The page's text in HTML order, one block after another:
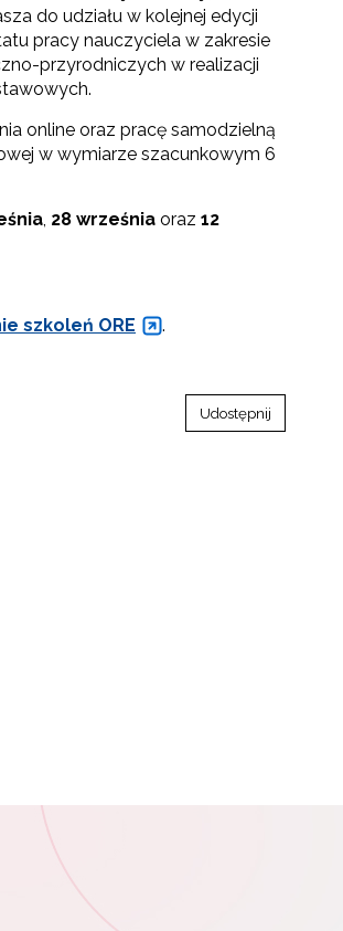
do udziału w kolejnej edycji
pracy nauczyciela w zakresie
przyrodniczych w realizacji
online oraz pracę samodzielną
w wymiarze szacunkowym 6
, 28 września oraz 12
szkoleń ORE .
Udostępnij